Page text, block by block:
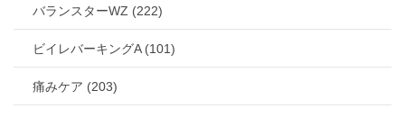
バランスターWZ (222)
ビイレバーキングA (101)
痛みケア (203)